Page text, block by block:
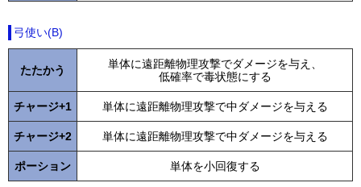
弓使い(B)
たたかう
単体に遠距離物理攻撃でダメージを与え、
低確率で毒状態にする
チャージ+1 単体に遠距離物理攻撃で中ダメージを与える
チャージ+2 単体に遠距離物理攻撃で中ダメージを与える
ポーション 単体を小回復する